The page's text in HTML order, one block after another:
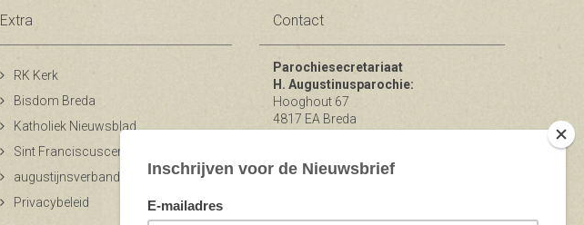
Extra
RK Kerk
Bisdom Breda
Katholiek Nieuwsblad
Sint Franciscuscentrum
augustijnsverband.nl
Privacybeleid
Contact
Parochiesecretariaat
H. Augustinusparochie:
Hooghout 67
4817 EA Breda
Bereikbaar op ma-woe-vrijdag van